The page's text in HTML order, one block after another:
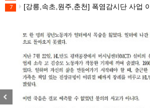
7 [강릉,속초,원주,춘천] 폭염감시단 사업